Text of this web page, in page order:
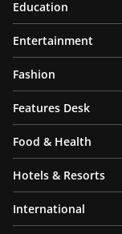
Education
Entertainment
Fashion
Features Desk
Food & Health
Hotels & Resorts
International